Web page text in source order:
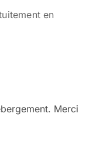
en
Merci